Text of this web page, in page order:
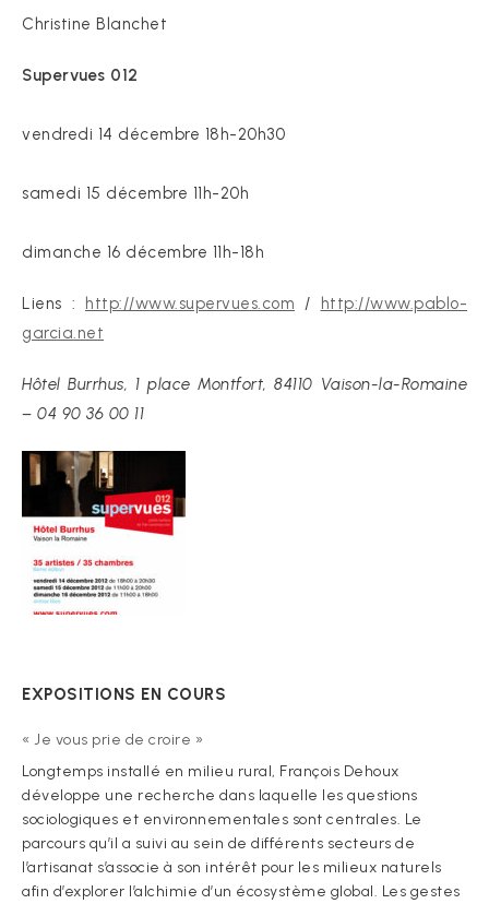
Christine Blanchet
Supervues 012
vendredi 14 décembre 18h-20h30
samedi 15 décembre 11h-20h
dimanche 16 décembre 11h-18h
Liens : http://www.supervues.com / http://www.pablo-
garcia.net
Hôtel Burrhus, 1 place Montfort, 84110 Vaison-la-Romaine
– 04 90 36 00 11
EXPOSITIONS EN COURS
« Je vous prie de croire »
Longtemps installé en milieu rural, François Dehoux
développe une recherche dans laquelle les questions
sociologiques et environnementales sont centrales. Le
parcours qu’il a suivi au sein de différents secteurs de
l’artisanat s’associe à son intérêt pour les milieux naturels
afin d’explorer l’alchimie d’un écosystème global. Les gestes